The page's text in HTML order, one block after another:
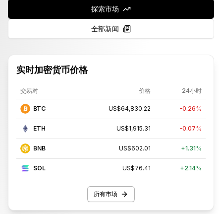
探索市场
全部新闻
实时加密货币价格
交易对 价格 24小时
BTC US$64,830.22 -0.26%
ETH US$1,915.31 -0.07%
BNB US$602.01 +1.31%
SOL US$76.41 +2.14%
所有市场